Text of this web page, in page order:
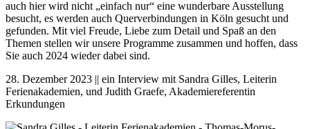
auch hier wird nicht „einfach nur“ eine wunderbare Ausstellung
besucht, es werden auch Querverbindungen in Köln gesucht und
gefunden. Mit viel Freude, Liebe zum Detail und Spaß an den
Themen stellen wir unsere Programme zusammen und hoffen, dass
Sie auch 2024 wieder dabei sind.
28. Dezember 2023 || ein Interview mit Sandra Gilles, Leiterin
Ferienakademien, und Judith Graefe, Akademiereferentin
Erkundungen